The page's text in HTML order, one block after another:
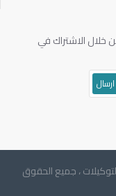
خلال الاشتراك في
ارسال
للتجارة والتوكيلات ، جميع الحقوق